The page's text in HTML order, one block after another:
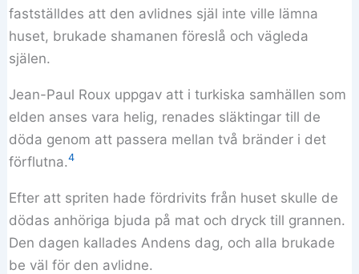
fastställdes att den avlidnes själ inte ville lämna
huset, brukade shamanen föreslå och vägleda
själen.
Jean-Paul Roux uppgav att i turkiska samhällen som
elden anses vara helig, renades släktingar till de
döda genom att passera mellan två bränder i det
förflutna.4
Efter att spriten hade fördrivits från huset skulle de
dödas anhöriga bjuda på mat och dryck till grannen.
Den dagen kallades Andens dag, och alla brukade
be väl för den avlidne.